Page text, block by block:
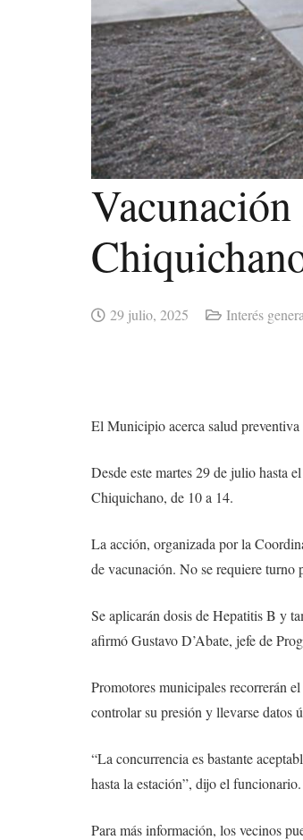
29 julio, 2025 Interés
El Municipio acerca salud
Desde este martes 29 de julio hasta
Chiquichano, de 10 a 14.
La acción, organizada por la
de vacunación. No se requiere
Se aplicarán dosis de Hepatitis B y
afirmó Gustavo D’Abate, jefe de
Promotores municipales recorrerán
controlar su presión y llevarse datos
“La concurrencia es bastante
hasta la estación”, dijo el funcionario.
Para más información, los vecinos